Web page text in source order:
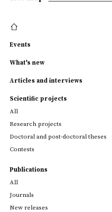
Events
What's new
Articles and interviews
Scientific projects
All
Research projects
Doctoral and post-doctoral theses
Contests
Publications
All
Journals
New releases